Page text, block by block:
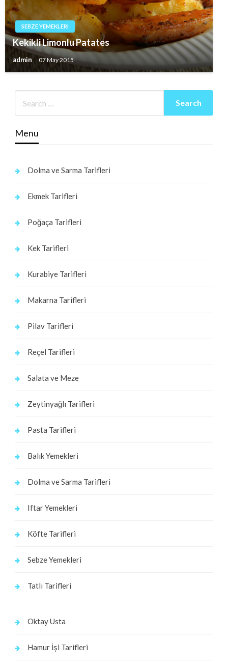
SEBZE YEMEKLERI
Kekikli Limonlu Patates
admin 07 May 2015
Menu
Dolma ve Sarma Tarifleri
Ekmek Tarifleri
Poğaça Tarifleri
Kek Tarifleri
Kurabiye Tarifleri
Makarna Tarifleri
Pilav Tarifleri
Reçel Tarifleri
Salata ve Meze
Zeytinyağlı Tarifleri
Pasta Tarifleri
Balık Yemekleri
Dolma ve Sarma Tarifleri
Iftar Yemekleri
Köfte Tarifleri
Sebze Yemekleri
Tatlı Tarifleri
Oktay Usta
Hamur İşi Tarifleri